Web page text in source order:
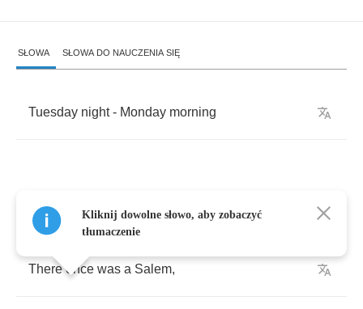
SŁOWA SŁOWA DO NAUCZENIA SIĘ
Tuesday night- Monday morning
heard policeman say to Grandpa:
There once was a Salem,
Kliknij dowolne słowo, aby zobaczyć
tłumaczenie